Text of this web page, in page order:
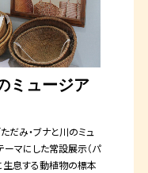
ミュージア
だみ・ブナと川のミュ
ーマにした常設展示（パ
生息する動植物の標本